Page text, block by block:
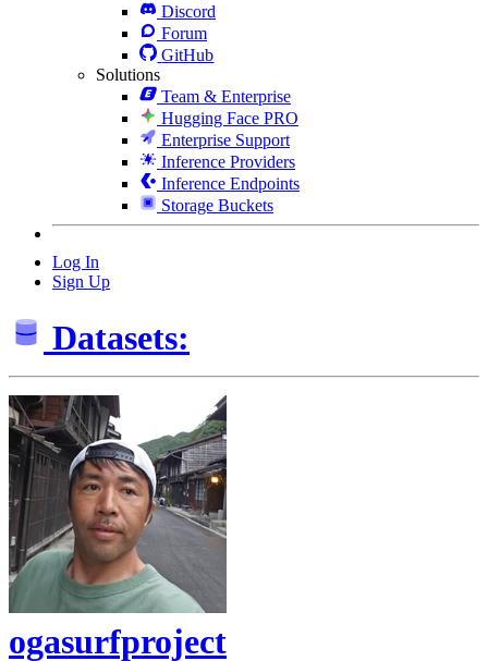
Discord
Forum
GitHub
Solutions
Team & Enterprise
Hugging Face PRO
Enterprise Support
Inference Providers
Inference Endpoints
Storage Buckets
Log In
Sign Up
Datasets:
ogasurfproject